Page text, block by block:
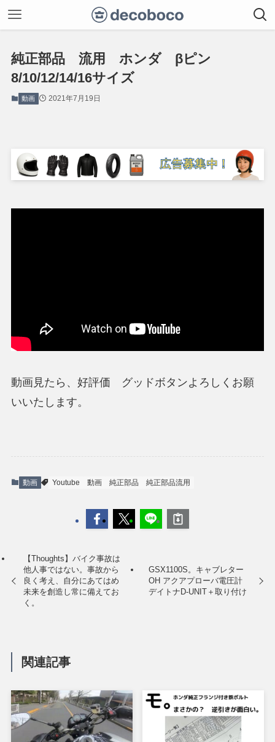
純正部品 流用 ホンダ βピン
8/10/12/14/16サイズ
動画 2021年7月19日
動画見たら、好評価 グッドボタンよろしくお願
いいたします。
動画 Youtube 動画 純正部品 純正部品流用
【Thoughts】バイク事故は
他人事ではない。事故から
良く考え、自分にあてはめ
未来を創造し常に備えてお
く。
GSX1100S。キャブレター
OH アクアプローバ電圧計
デイトナD-UNIT＋取り付け
関連記事